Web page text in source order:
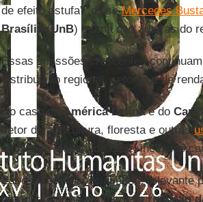
de efeito estufa”, disseMercedes
Brasília (UnB) e uma das autoras do
Essas emissões crescentes
distribuição regional, setorial e de
No caso daAmérica Latinae do
setor de agricultura, floresta e outros
emissões globais de GEE, incluindo
Esse setor é especialmente relevante
proporcionar não somente aredução